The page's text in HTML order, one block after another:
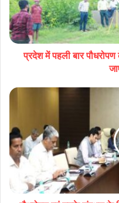
प्रदेश में पहली बार